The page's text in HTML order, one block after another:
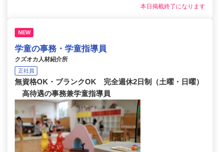
本日掲載終了になります
NEW
学童の事務・学童指導員
クズオカ人材紹介所
正社員
無資格OK・ブランクOK 完全週休2日制（土曜・日曜）
高待遇の事務兼学童指導員